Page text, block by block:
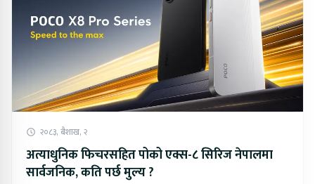
२०८३, बैशाख, २
अत्याधुनिक फिचरसहित पोको एक्स-८ सिरिज नेपालमा
सार्वजनिक, कति पर्छ मुल्य ?